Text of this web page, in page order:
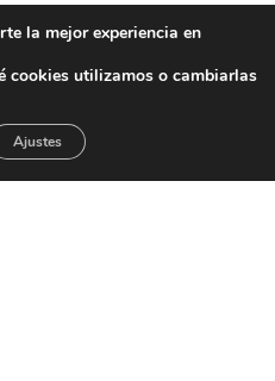
la mejor experiencia en
cookies utilizamos o cambiarlas
Ajustes